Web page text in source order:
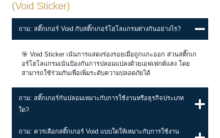
(Void Sticker)
ถาม: สติ๊กเกอร์ Void กับสติ๊กเกอร์โฮโลแกรมต่างกันอย่างไร?
🎯 Void Sticker เน้นการแสดงร่องรอยเมื่อถูกแกะออก ส่วนสติ๊กเก
อร์โฮโลแกรมเน้นป้องกันการปลอมแปลงด้วยเอฟเฟกต์แสง โดย
สามารถใช้ร่วมกันเพื่อเพิ่มระดับความปลอดภัยได้
ถาม: สติ๊กเกอร์กันปลอมเหมาะกับการใช้งานหรือธุรกิจประเภท
ใด?
ถาม: ควรเลือกสติ๊กเกอร์ Void แบบใดให้เหมาะกับการใช้งาน